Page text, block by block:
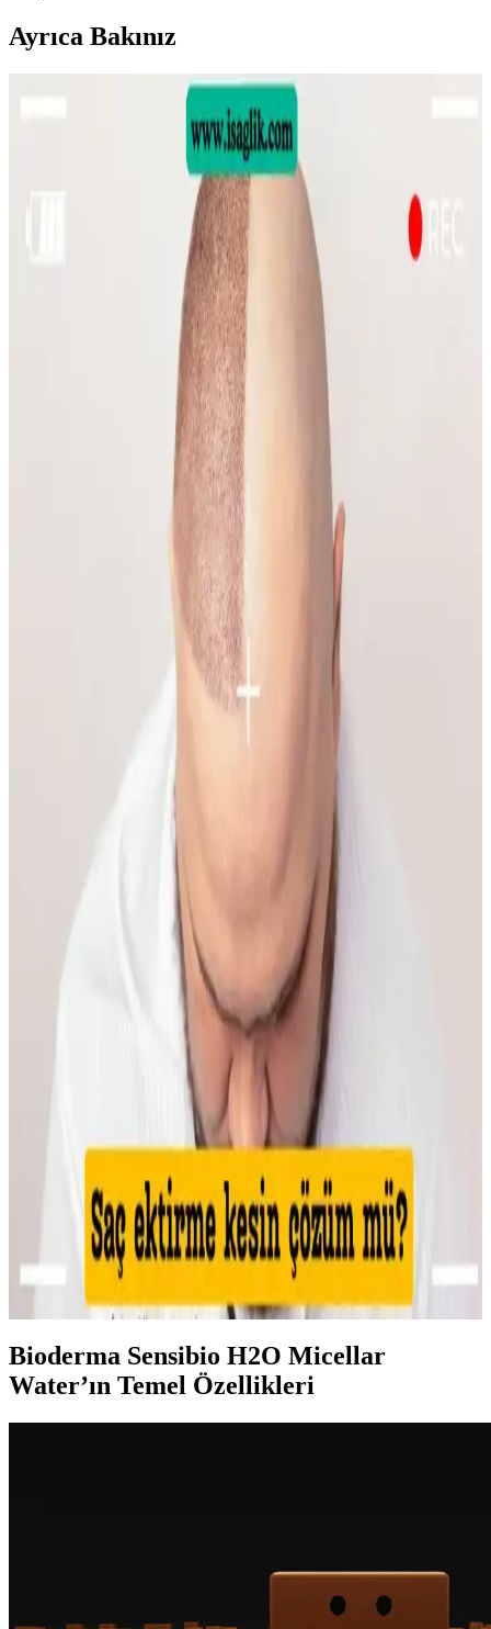
Ayrıca Bakınız
Sülfür Sabunu ile Sırt Aknesi Tedavisi: Etkiler,
Kullanım ve Öneriler
Sülfür sabunu, özellikle mantar kaynaklı sırt aknesinde etkili bir
tedavi seçeneği olarak öne çıkıyor. Kullanım sıklığı ve nemlendirme
önerileri ile cilt sağlığı korunmalı.
Emface Cilt Tedavisi: Yüz Hatları, Yaşlanma ve Cilt
Sağlığı Üzerine Analiz
Emface tedavisi yüz hatlarını belirginleştirirken, bazı kullanıcılar
ciltte hızlı yaşlanma belirtileri gözlemlemektedir. Tedavi etkileri,
yaşlanma ve yaşam tarzı faktörleriyle şekillenmektedir.
Gelin Makyajında Doğallık ve Kalıcılık İçin Temel
İpuçları ve Teknikler
Gelin makyajında doğal görünüm ile profesyonel fotoğraflarda
belirginlik dengelenmeli. Kaş, göz, allık, highlighter ve dudak
uygulamalarında doğru renk ve teknikler kullanılmalı, makyaj
Yüzde Belirli Bölgedeki Sivilce ve
Hiperpigmentasyonun Nedenleri ve Etkili Çözümleri
Yüzde belirli bir alandaki sivilce ve hiperpigmentasyonun nedenleri
temas dermatiti, bakteriyel enfeksiyon ve çevresel faktörler olabilir.
Doğru bakım ve dermatolojik destekle sorun yönetilebilir.
Makyaja Yeniden Başlamak İçin Temel Ürünler ve
Makyaja dönüşte cilt hazırlığı, doğru ürün seçimi ve göz yapısına
renk ve uyumu sağlar, günlük hayata kolaylıkla adapte olur.
İlkbahar ve Yaz Düğünleri İçin Doğal ve Şık
Makyaj Teknikleri ve Ürün Önerileri
İlkbahar ve yaz düğünlerinde doğal ve uyumlu makyaj için cilt tonu
uyumu, doğru ürün seçimi ve özel günlere uygun teknikler
önemlidir. Nemlendirme ve kirpik bakımı görünümü tamamlar.
Kaş Bölgesindeki Sivilceyi Gizlemek ve İyileştirmek
İçin Etkili Yöntemler
Kaş bölgesinde oluşan sivilcelerde buz uygulaması, antibakteriyel
kremler ve hidrojel bant kullanımı ile şişlik azaltılır. Yeşil renk
düzeltici ve kapatıcı ile makyajla görünüm minimize edilir, cilt
sağlığı korunur.
Makyajda Kötü Günlerin Nedenleri, Çözümleri ve
Psikolojik Etkileri Üzerine Analiz
Makyajda kötü günlerin teknik nedenleri, cilt koşullarının etkisi ve
uygulama hataları detaylıca inceleniyor. Ayrıca, psikolojik etkiler ve
sosyal algı üzerine önemli bilgiler sunuluyor.
Bioderma Sensibio H2O Micellar
Water’ın Temel Özellikleri